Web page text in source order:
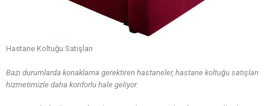
Hastane Koltuğu Satışları
Bazı durumlarda konaklama gerektiren hastaneler, hastane koltuğu satışları
hizmetimizle daha konforlu hale geliyor.